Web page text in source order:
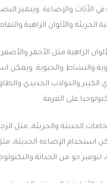
في الأثاث والإضاءة. ويتميز
والألوان الزاهية
الزاهية مثل الأحمر والأصفر
والنشاط والحيوية. ويمكن
الكبير والدولاب الحديدي
على الغرفة.
الحديثة والجريئة، مثل
استخدام الإضاءة الحديثة،
لتوفير جو من الحداثة